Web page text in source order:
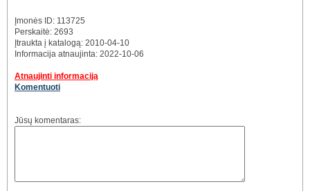
Įmonės ID: 113725
Perskaitė: 2693
Įtraukta į katalogą: 2010-04-10
Informacija atnaujinta: 2022-10-06
Atnaujinti informaciją
Komentuoti
Jūsų komentaras: